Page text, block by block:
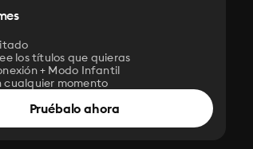
los títulos que quieras
+ Modo Infantil
cualquier momento
Pruébalo ahora